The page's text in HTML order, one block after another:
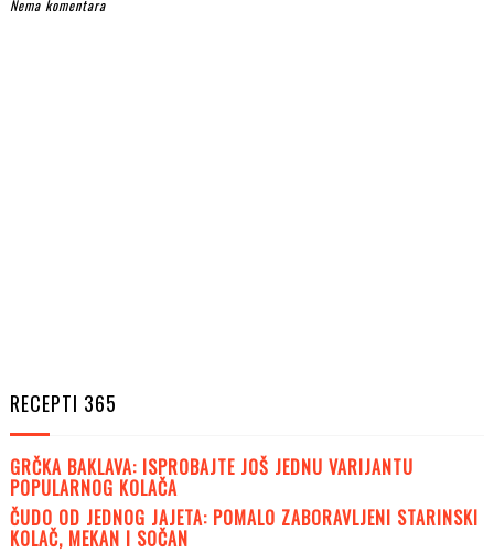
Nema komentara
RECEPTI 365
GRČKA BAKLAVA: ISPROBAJTE JOŠ JEDNU VARIJANTU
POPULARNOG KOLAČA
ČUDO OD JEDNOG JAJETA: POMALO ZABORAVLJENI STARINSKI
KOLAČ, MEKAN I SOČAN